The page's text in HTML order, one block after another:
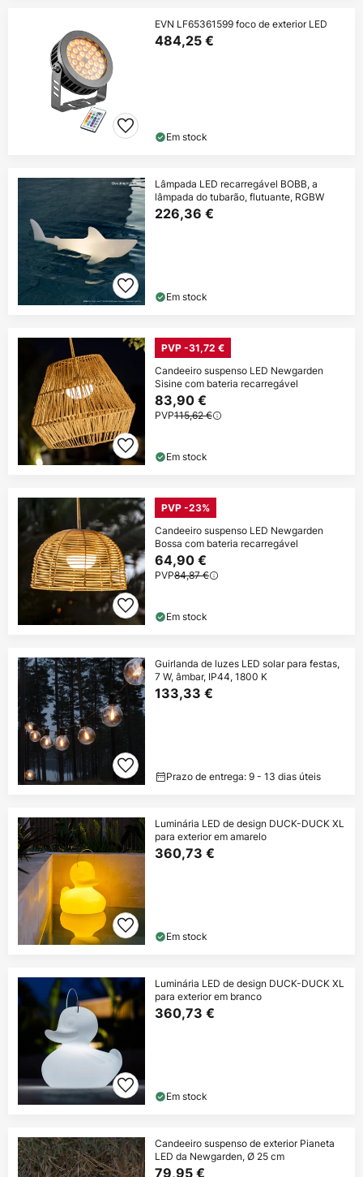
EVN LF65361599 foco de exterior LED
484,25 €
Em stock
Lâmpada LED recarregável BOBB, a
lâmpada do tubarão, flutuante, RGBW
226,36 €
Em stock
PVP -31,72 €
Candeeiro suspenso LED Newgarden
Sisine com bateria recarregável
83,90 €
PVP115,62 €
Em stock
PVP -23%
Candeeiro suspenso LED Newgarden
Bossa com bateria recarregável
64,90 €
PVP84,87 €
Em stock
Guirlanda de luzes LED solar para festas,
7 W, âmbar, IP44, 1800 K
133,33 €
Prazo de entrega: 9 - 13 dias úteis
Luminária LED de design DUCK-DUCK XL
para exterior em amarelo
360,73 €
Em stock
Luminária LED de design DUCK-DUCK XL
para exterior em branco
360,73 €
Em stock
Candeeiro suspenso de exterior Pianeta
LED da Newgarden, Ø 25 cm
79,95 €